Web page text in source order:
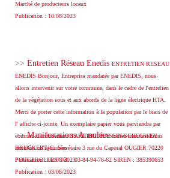
Marché de producteurs locaux
Publication : 10/08/2023
>> Entretien Réseau Enedis ENTRETIEN RESEAU
ENEDIS Bonjour, Entreprise mandatée par ENEDIS, nous
allons intervenir sur votre commune, dans le cadre de l'entretien
de la végétation sous et aux abords de la ligne électrique HTA.
Merci de porter cette information à la population par le biais de
l' affiche ci-jointe. Un exemplaire papier vous parviendra par
courrier. Cordialement SARL BOURASSIN-SCHOUWEY
BRUCKERT. C. Secrétaire 3 rue du Caporal OUGIER 70220
FOUGEROLLES Tél. : 03-84-94-76-62 SIREN : 385390653
Publication : 03/08/2023
>>Manifestations Annuléestoutes manifestations
annulées ou ajournées
Publication : 02/08/2023